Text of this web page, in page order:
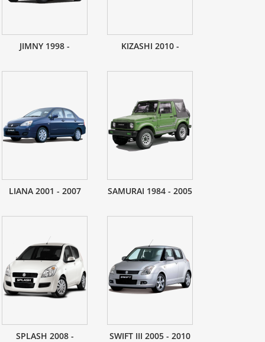
JIMNY 1998 - KIZASHI 2010 -
LIANA 2001 - 2007 SAMURAI 1984 - 2005
SPLASH 2008 - SWIFT III 2005 - 2010